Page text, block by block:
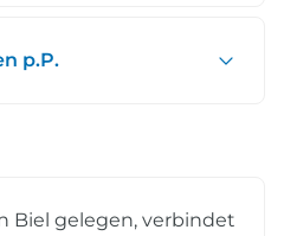
p.P.
Biel gelegen, verbindet